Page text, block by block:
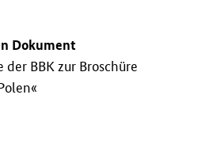
Dokument
BBK zur Broschüre